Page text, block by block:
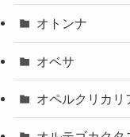
オトンナ
オベサ
オペルクリカリ